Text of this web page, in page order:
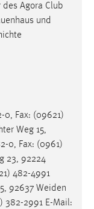
Agora Club
und
0, Fax: (09621)
Weg 15,
0, Fax: (0961)
23, 92224
482-4991
92637 Weiden
382-2991 E-Mail: